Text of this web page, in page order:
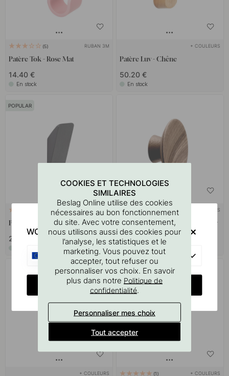
5 RUBAN 3M
Patère Tok - Rose Mat
14.40 €
En stock
+ COULEURS
Patère Luv - Chêne
50.20 €
En stock
POPULAR
RUBAN 3M
Patère Switch - Noir
20.30 €
+ COULEURS
Patère Olympia - 50mm - Noyer
14 €
En stock
+ COULEURS 1 + COULEURS
COOKIES ET TECHNOLOGIES
SIMILAIRES
Beslag Online utilise des cookies
nécessaires au bon fonctionnement
du site. Avec votre consentement,
nous utilisons aussi des cookies pour
l’analyse, les statistiques et le
marketing. Vous pouvez tout
accepter, tout refuser ou
personnaliser vos choix. En savoir
plus dans notre Politique de
confidentialité.
Personnaliser mes choix
Tout accepter
WOULD YOU RATHER VISIT?
CHANGE COUNTRY